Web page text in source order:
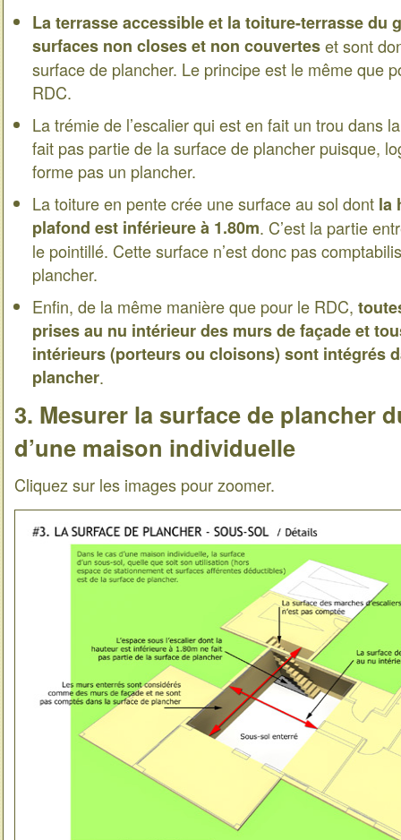
La terrasse accessible et la toiture-terrasse du
surfaces non closes et non couverteset sont
surface de plancher. Le principe est le même que
RDC.
La trémie de l’escalier qui est en fait un trou dans
fait pas partie de la surface de plancher puisque,
forme pas un plancher.
La toiture en pente crée une surface au sol dont la
plafond est inférieure à 1.80m. C’est la partie
le pointillé. Cette surface n’est donc pas
plancher.
Enfin, de la même manière que pour le RDC,
prises au nu intérieur des murs de façade et
intérieurs (porteurs ou cloisons) sont intégrés
plancher.
3. Mesurer la surface de plancher
d’une maison individuelle
Cliquez sur les images pour zoomer.